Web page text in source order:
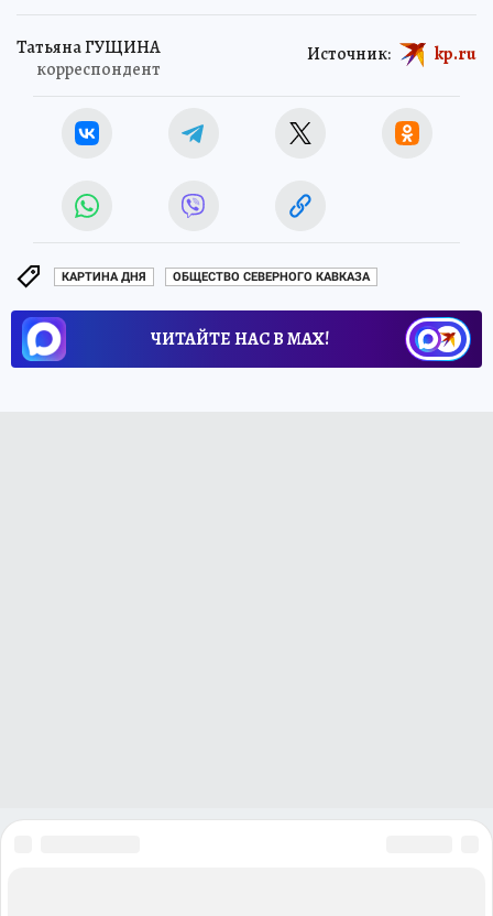
Татьяна ГУЩИНА
корреспондент
Источник: kp.ru
КАРТИНА ДНЯ ОБЩЕСТВО СЕВЕРНОГО КАВКАЗА
ЧИТАЙТЕ НАС В МАХ!